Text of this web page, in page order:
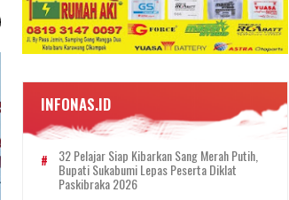
INFONAS.ID
32 Pelajar Siap Kibarkan Sang Merah Putih,
Bupati Sukabumi Lepas Peserta Diklat
Paskibraka 2026